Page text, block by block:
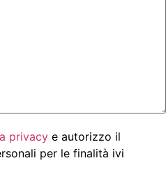
privacy e autorizzo il
per le finalità ivi